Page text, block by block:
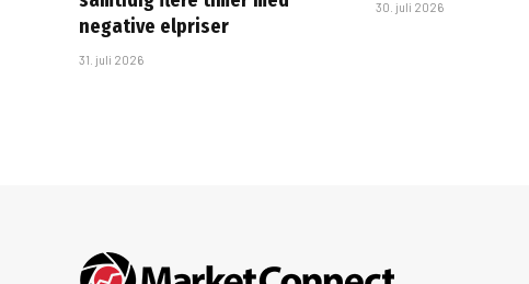
negative elpriser
31. juli 2026
30. juli 2026